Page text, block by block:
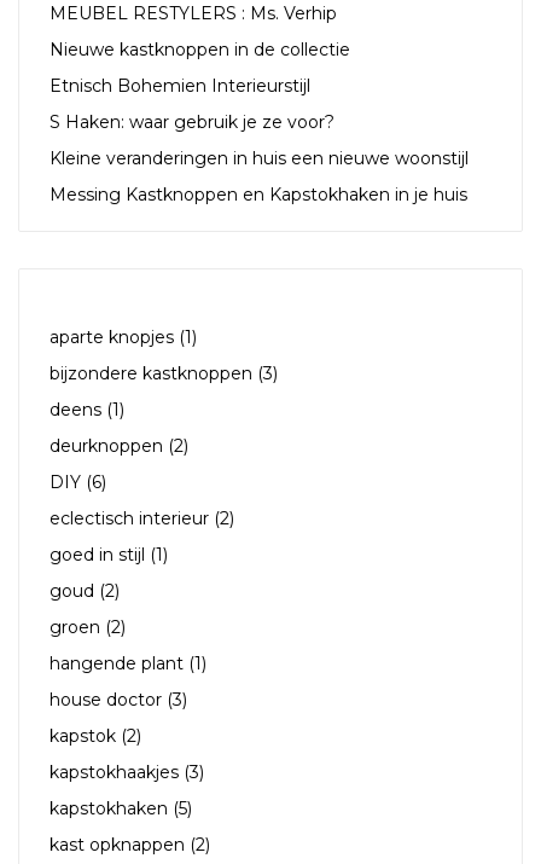
MEUBEL RESTYLERS : Ms. Verhip
Nieuwe kastknoppen in de collectie
Etnisch Bohemien Interieurstijl
S Haken: waar gebruik je ze voor?
Kleine veranderingen in huis een nieuwe woonstijl
Messing Kastknoppen en Kapstokhaken in je huis
aparte knopjes (1)
bijzondere kastknoppen (3)
deens (1)
deurknoppen (2)
DIY (6)
eclectisch interieur (2)
goed in stijl (1)
goud (2)
groen (2)
hangende plant (1)
house doctor (3)
kapstok (2)
kapstokhaakjes (3)
kapstokhaken (5)
kast opknappen (2)